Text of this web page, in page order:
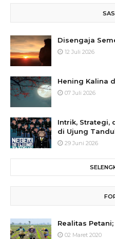
Disengaja
12 Juli 2026
Hening Kalina
07 Juli 2026
Intrik, Strategi,
di Ujung
29 Juni 2026
Realitas
02 Maret 2020